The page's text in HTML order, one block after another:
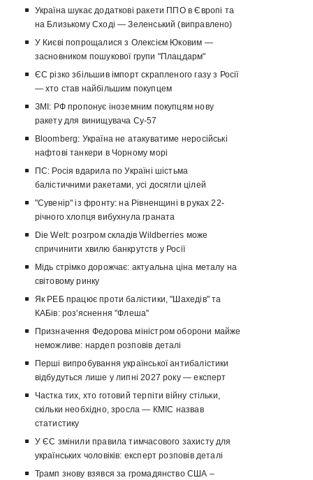
Україна шукає додаткові ракети ППО в Європі та
на Близькому Сході — Зеленський (виправлено)
У Києві попрощалися з Олексієм Юковим —
засновником пошукової групи "Плацдарм"
ЄС різко збільшив імпорт скрапленого газу з Росії
— хто став найбільшим покупцем
ЗМІ: РФ пропонує іноземним покупцям нову
ракету для винищувача Су-57
Bloomberg: Україна не атакуватиме неросійські
нафтові танкери в Чорному морі
ПС: Росія вдарила по Україні шістьма
балістичними ракетами, усі досягли цілей
"Сувенір" із фронту: на Рівненщині в руках 22-
річного хлопця вибухнула граната
Die Welt: розгром складів Wildberries може
спричинити хвилю банкрутств у Росії
Мідь стрімко дорожчає: актуальна ціна металу на
світовому ринку
Як РЕБ працює проти балістики, "Шахедів" та
КАБів: роз'яснення "Флеша"
Призначення Федорова міністром оборони майже
неможливе: нардеп розповів деталі
Перші випробування української антибалістики
відбудуться лише у липні 2027 року — експерт
Частка тих, хто готовий терпіти війну стільки,
скільки необхідно, зросла — КМІС назвав
статистику
У ЄС змінили правила тимчасового захисту для
українських чоловіків: експерт розповів деталі
Трамп знову взявся за громадянство США –